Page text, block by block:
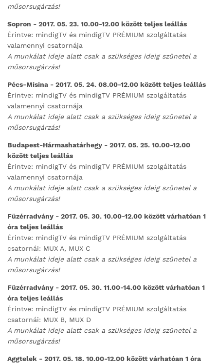
műsorsugárzás!
Sopron - 2017. 05. 23. 10.00-12.00 között teljes leállás
Érintve: mindigTV és mindigTV PRÉMIUM szolgáltatás
valamennyi csatornája
A munkálat ideje alatt csak a szükséges ideig szünetel a
műsorsugárzás!
Pécs-Misina - 2017. 05. 24. 08.00-12.00 között teljes leállás
Érintve: mindigTV és mindigTV PRÉMIUM szolgáltatás
valamennyi csatornája
A munkálat ideje alatt csak a szükséges ideig szünetel a
műsorsugárzás!
Budapest-Hármashatárhegy - 2017. 05. 25. 10.00-12.00
között teljes leállás
Érintve: mindigTV és mindigTV PRÉMIUM szolgáltatás
valamennyi csatornája
A munkálat ideje alatt csak a szükséges ideig szünetel a
műsorsugárzás!
Füzérradvány - 2017. 05. 30. 10.00-12.00 között várhatóan 1
óra teljes leállás
Érintve: mindigTV és mindigTV PRÉMIUM szolgáltatás
csatornái: MUX A, MUX C
A munkálat ideje alatt csak a szükséges ideig szünetel a
műsorsugárzás!
Füzérradvány - 2017. 05. 30. 11.00-14.00 között várhatóan 1
óra teljes leállás
Érintve: mindigTV és mindigTV PRÉMIUM szolgáltatás
csatornái: MUX B, MUX D
A munkálat ideje alatt csak a szükséges ideig szünetel a
műsorsugárzás!
Aggtelek - 2017. 05. 18. 10.00-12.00 között várhatóan 1 óra